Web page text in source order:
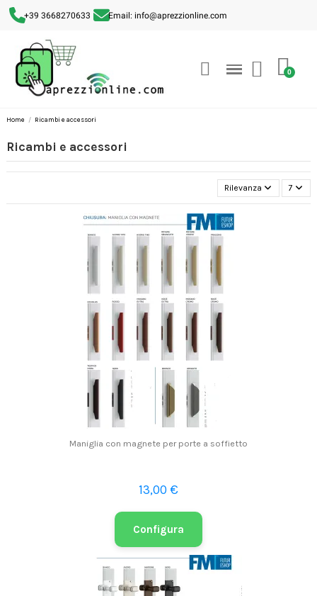
+39 3668270633 Email: info@aprezzionline.com
Home Ricambi e accessori
Ricambi e accessori
Rilevanza 7
Maniglia con magnete per porte a soffietto
13,00 €
Configura